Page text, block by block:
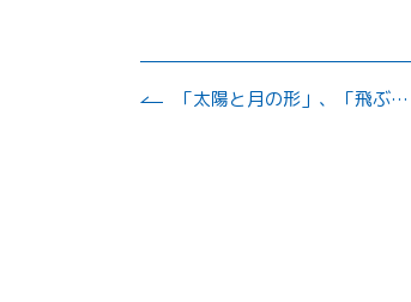
「太陽と月の形」、「飛ぶ科学」